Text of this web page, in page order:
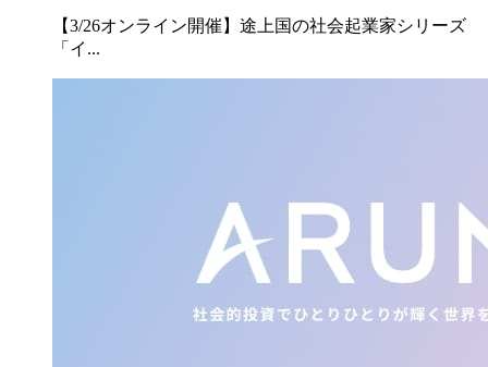
【3/26オンライン開催】途上国の社会起業家シリーズ
「イ...